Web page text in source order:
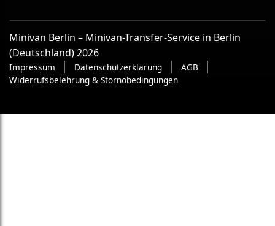
Minivan Berlin – Minivan-Transfer-Service in Berlin
(Deutschland) 2026
Impressum Datenschutzerklärung
AGB
Widerrufsbelehrung & Stornobedingungen